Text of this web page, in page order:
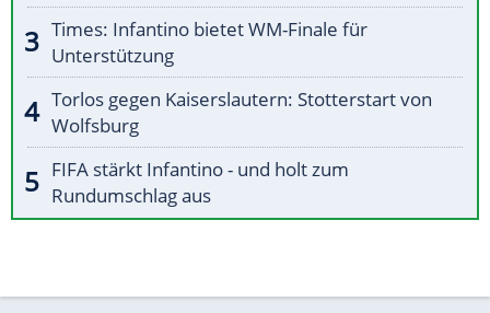
Times: Infantino bietet WM-Finale für
Unterstützung
Torlos gegen Kaiserslautern: Stotterstart von
Wolfsburg
FIFA stärkt Infantino - und holt zum
Rundumschlag aus